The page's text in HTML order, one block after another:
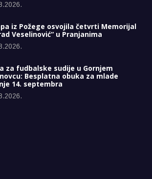
iz Požege osvojila četvrti Memorijal
Veselinović“ u Pranjanima
za fudbalske sudije u Gornjem
Besplatna obuka za mlade
14. septembra